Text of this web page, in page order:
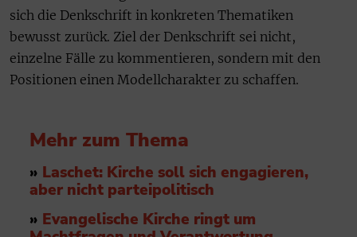
sich die Denkschrift in konkreten Thematiken
bewusst zurück. Ziel der Denkschrift sei nicht,
einzelne Fälle zu kommentieren, sondern mit den
Positionen einen Modellcharakter zu schaffen.
Mehr zum Thema
» Laschet: Kirche soll sich engagieren,
aber nicht parteipolitisch
» Evangelische Kirche ringt um